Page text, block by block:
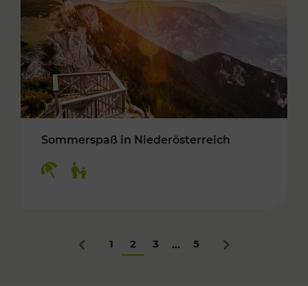
Sommerspaß in Niederösterreich
Zurück
1 2 3 ... 5 Nächstes